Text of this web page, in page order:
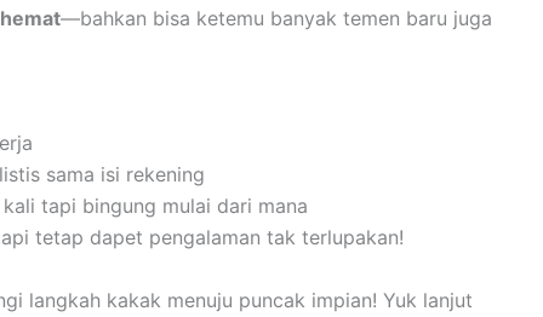
—bahkan bisa ketemu banyak temen baru juga
sama isi rekening
tapi bingung mulai dari mana
tetap dapet pengalaman tak terlupakan!
langkah kakak menuju puncak impian! Yuk lanjut